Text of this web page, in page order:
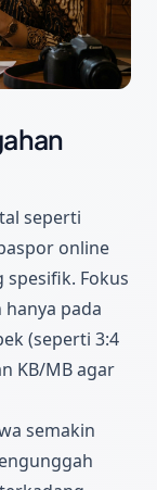
seperti
online
spesifik. Fokus
pada
(seperti 3:4
KB/MB agar
semakin